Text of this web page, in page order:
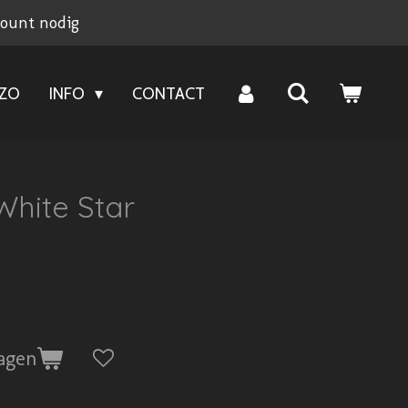
nodig
INFO CONTACT
Star